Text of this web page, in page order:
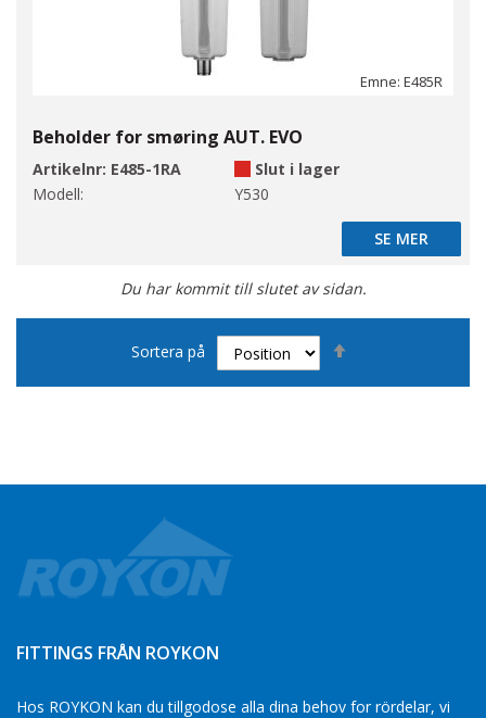
Emne: E485R
Beholder for smøring AUT. EVO
Artikelnr: E485-1RA
Slut i lager
Modell:
Y530
SE MER
SE MER
Du har kommit till slutet av sidan.
Sortera på
FITTINGS FRÅN ROYKON
Hos ROYKON kan du tillgodose alla dina behov for rördelar, vi